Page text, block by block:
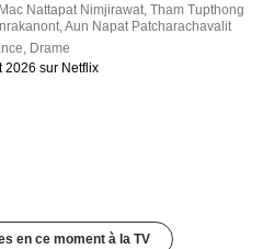
Mac Nattapat Nimjirawat ,Tham Tupthong
,Aun Napat Patcharachavalit
Drame
2026 sur Netflix
en ce moment à la TV